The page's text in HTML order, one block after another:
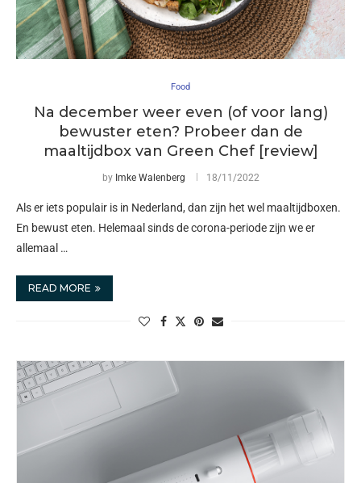
Food
Na december weer even (of voor lang)
bewuster eten? Probeer dan de
maaltijdbox van Green Chef [review]
by Imke Walenberg 18/11/2022
Als er iets populair is in Nederland, dan zijn het wel maaltijdboxen.
En bewust eten. Helemaal sinds de corona-periode zijn we er
allemaal …
READ MORE